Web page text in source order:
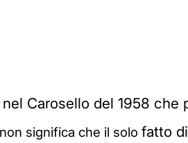
Carosello del 1958 che
significa che il solo fatto